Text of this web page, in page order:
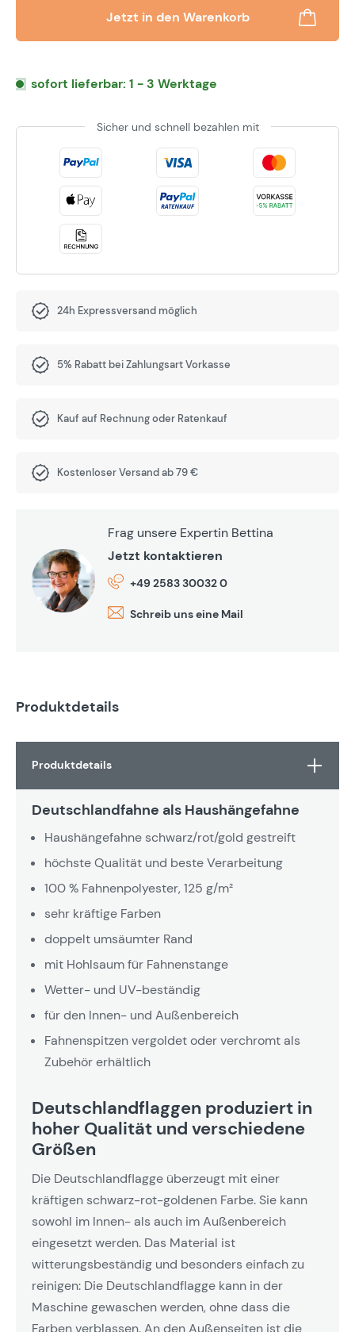
Jetzt in den Warenkorb
sofort lieferbar: 1 - 3 Werktage
Sicher und schnell bezahlen mit
24h Expressversand möglich
5% Rabatt bei Zahlungsart Vorkasse
Kauf auf Rechnung oder Ratenkauf
Kostenloser Versand ab 79 €
Frag unsere Expertin Bettina
Jetzt kontaktieren
+49 2583 30032 0
Schreib uns eine Mail
Produktdetails
Produktdetails
Deutschlandfahne als Haushängefahne
Haushängefahne schwarz/rot/gold gestreift
höchste Qualität und beste Verarbeitung
100 % Fahnenpolyester, 125 g/m²
sehr kräftige Farben
doppelt umsäumter Rand
mit Hohlsaum für Fahnenstange
Wetter- und UV-beständig
für den Innen- und Außenbereich
Fahnenspitzen vergoldet oder verchromt als
Zubehör erhältlich
Deutschlandflaggen produziert in
hoher Qualität und verschiedene
Größen
Die Deutschlandflagge überzeugt mit einer
kräftigen schwarz-rot-goldenen Farbe. Sie kann
sowohl im Innen- als auch im Außenbereich
eingesetzt werden. Das Material ist
witterungsbeständig und besonders einfach zu
reinigen: Die Deutschlandflagge kann in der
Maschine gewaschen werden, ohne dass die
Farben verblassen. An den Außenseiten ist die